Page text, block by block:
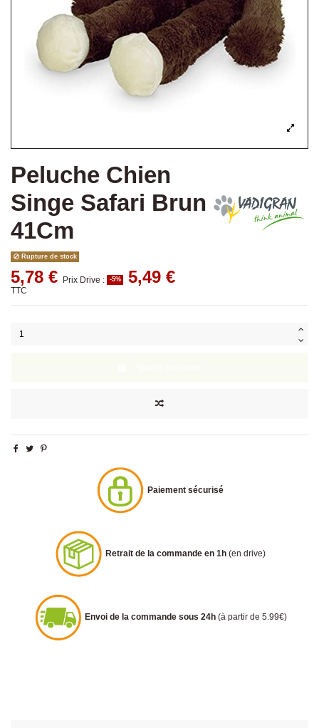
Peluche Chien
Singe Safari Brun
41Cm
Rupture de stock
5,78 € Prix Drive : -5% 5,49 €
TTC
Paiement sécurisé
Retrait de la commande en 1h (en drive)
Envoi de la commande sous 24h (à partir de 5.99€)